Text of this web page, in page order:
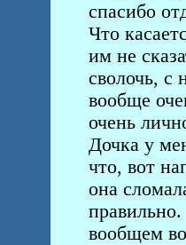
спасибо
Что
им не
сволочь, с
вообще
очень
Дочка у
что, вот
она
правильно.
вообщем